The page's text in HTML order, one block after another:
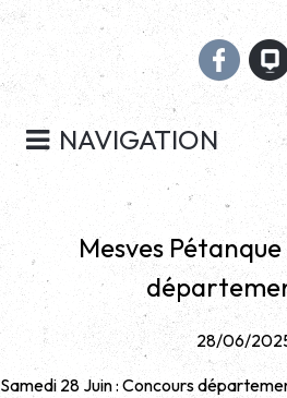
NAVIGATION
Mesves
28/06/
Samedi 28 Juin : Concours